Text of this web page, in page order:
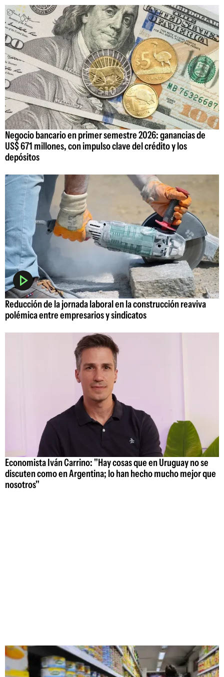
Negocio bancario en primer semestre 2026: ganancias de
US$ 671 millones, con impulso clave del crédito y los
depósitos
Reducción de la jornada laboral en la construcción reaviva
polémica entre empresarios y sindicatos
Economista Iván Carrino: "Hay cosas que en Uruguay no se
discuten como en Argentina; lo han hecho mucho mejor que
nosotros"